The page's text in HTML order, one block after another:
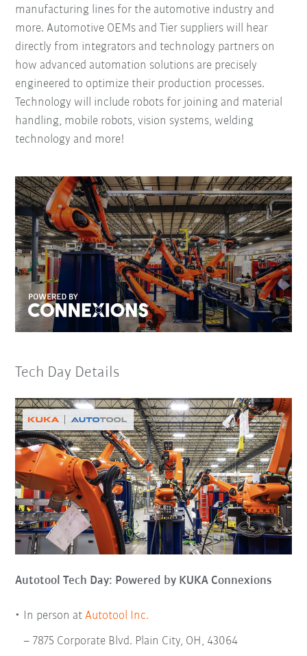
manufacturing lines for the automotive industry and
more. Automotive OEMs and Tier suppliers will hear
directly from integrators and technology partners on
how advanced automation solutions are precisely
engineered to optimize their production processes.
Technology will include robots for joining and material
handling, mobile robots, vision systems, welding
technology and more!
Tech Day Details
Autotool Tech Day: Powered by KUKA Connexions
In person atAutotool Inc.
7875 Corporate Blvd. Plain City, OH, 43064